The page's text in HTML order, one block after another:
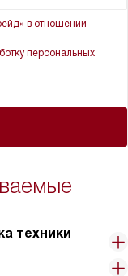
в отношении
персональных
техники